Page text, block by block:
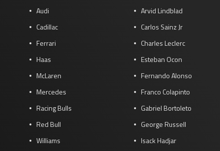
Audi
Cadillac
Ferrari
Haas
McLaren
Mercedes
Racing Bulls
Red Bull
Williams
Arvid Lindblad
Carlos Sainz Jr
Charles Leclerc
Esteban Ocon
Fernando Alonso
Franco Colapinto
Gabriel Bortoleto
George Russell
Isack Hadjar